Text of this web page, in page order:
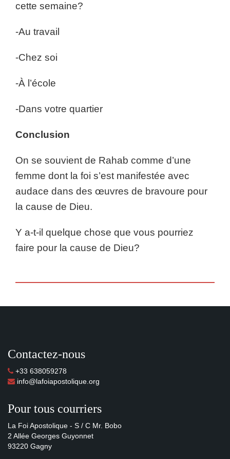
cette semaine?
-Au travail
-Chez soi
-À l’école
-Dans votre quartier
Conclusion
On se souvient de Rahab comme d’une
femme dont la foi s’est manifestée avec
audace dans des œuvres de bravoure pour
la cause de Dieu.
Y a-t-il quelque chose que vous pourriez
faire pour la cause de Dieu?
Contactez-nous
+33 638059278
info@lafoiapostolique.org
Pour tous courriers
La Foi Apostolique - S / C Mr. Bobo
2 Allée Georges Guyonnet
93220 Gagny